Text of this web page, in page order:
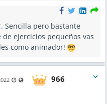
Sencilla pero bastante
ejercicios pequeños vas
como animador!
Last updated Nov 16, 2022 - 3:16
Visible also to unregistered
966